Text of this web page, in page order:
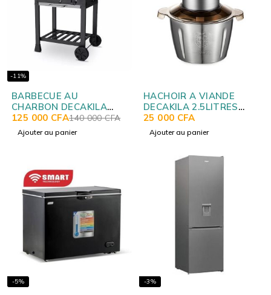
-11%
BARBECUE AU
CHARBON DECAKILA
KMCC008B
140 000CFA
125 000 CFA
Ajouter au panier
HACHOIR A VIANDE
DECAKILA 2.5LITRES
KEMG016M
25 000 CFA
Ajouter au panier
-5% -3%